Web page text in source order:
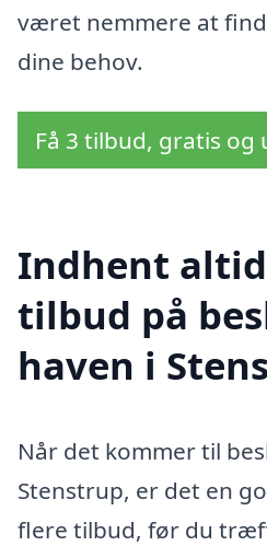
været nemmere at
dine behov.
Få 3 tilbud, gratis
Indhent
tilbud på
haven i
Når det kommer til
Stenstrup, er det en
flere tilbud, før du